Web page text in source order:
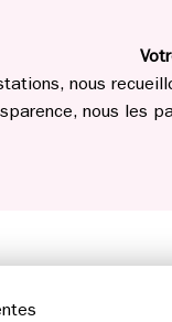
nous
nous les